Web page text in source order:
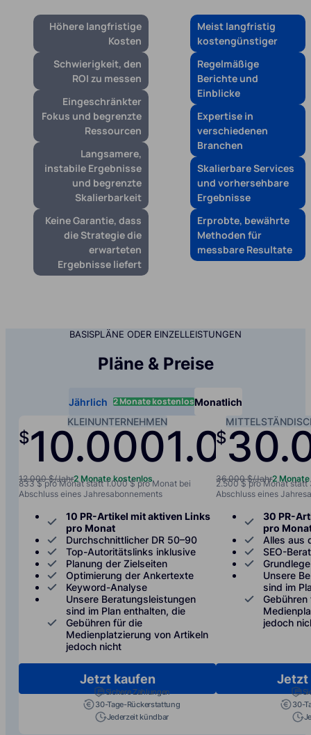
Höhere langfristige
Kosten
Schwierigkeit, den
ROI zu messen
Eingeschränkter
Fokus und begrenzte
Ressourcen
Langsamere,
instabile Ergebnisse
und begrenzte
Skalierbarkeit
Keine Garantie, dass
die Strategie die
erwarteten
Ergebnisse liefert
Meist langfristig
kostengünstiger
Regelmäßige
Berichte und
Einblicke
Expertise in
verschiedenen
Branchen
Skalierbare Services
und vorhersehbare
Ergebnisse
Erprobte, bewährte
Methoden für
messbare Resultate
BASISPLÄNE ODER EINZELLEISTUNGEN
Pläne & Preise
Jährlich 2 Monate kostenlosMonatlich
KLEINUNTERNEHMEN
$10.0001.000/
12.000 $/Jahr2 Monate kostenlos
833 $ pro Monat statt 1.000 $ pro Monat bei
Abschluss eines Jahresabonnements
10 PR-Artikel mit aktiven Links
pro Monat
Durchschnittlicher DR 50–90
Top-Autoritätslinks inklusive
Planung der Zielseiten
Optimierung der Ankertexte
Keyword-Analyse
Unsere Beratungsleistungen
sind im Plan enthalten, die
Gebühren für die
Medienplatzierung von Artikeln
jedoch nicht
Jetzt kaufen
Sichere Zahlungen
30-Tage-Rückerstattung
Jederzeit kündbar
$
36.000 $/Jahr2
2.500 $ pro Monat
Abschluss eines
30 PR-
pro
Alles aus
SEO-
Unsere
sind im
jedoch
Jetzt
30-